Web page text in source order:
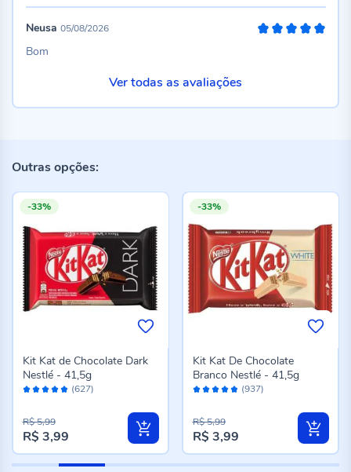
Neusa 05/08/2026
Bom
Ver todas as avaliações
Outras opções:
-33%
Avaliação: (627)
Kit Kat de Chocolate Dark
Nestlé - 41,5g
Preço
especial
R$ 3,99
R$ 5,99
-33%
Avaliação: (937)
Kit Kat De Chocolate
Branco Nestlé - 41,5g
Preço
especial
R$ 3,99
R$ 5,99